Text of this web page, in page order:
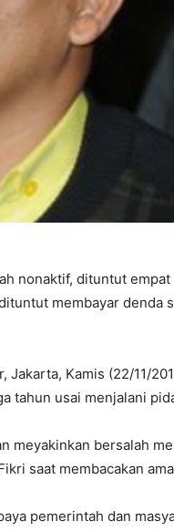
nonaktif, dituntut
membayar denda
Kamis (22/11/
tahun usai menjalani
meyakinkan bersalah
saat membacakan
pemerintah dan